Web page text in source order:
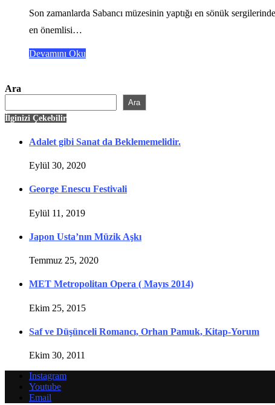
Son zamanlarda Sabancı müzesinin yaptığı en sönük
en önemlisi…
Devamını Oku
Ara
Ara
İlginizi Çekebilir
Adalet gibi Sanat da Beklememelidir.
Eylül 30, 2020
George Enescu Festivali
Eylül 11, 2019
Japon Usta’nın Müzik Aşkı
Temmuz 25, 2020
MET Metropolitan Opera ( Mayıs 2014)
Ekim 25, 2015
Saf ve Düşünceli Romancı, Orhan Pamuk, Kitap-Yorum
Ekim 30, 2011
Instagram
Youtube
Email